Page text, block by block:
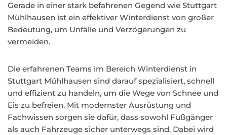
Gerade in einer stark befahrenen Gegend wie Stuttgart
Mühlhausen ist ein effektiver Winterdienst von großer
Bedeutung, um Unfälle und Verzögerungen zu
vermeiden.
Die erfahrenen Teams im Bereich Winterdienst in
Stuttgart Mühlhausen sind darauf spezialisiert, schnell
und effizient zu handeln, um die Wege von Schnee und
Eis zu befreien. Mit modernster Ausrüstung und
Fachwissen sorgen sie dafür, dass sowohl Fußgänger
als auch Fahrzeuge sicher unterwegs sind. Dabei wird